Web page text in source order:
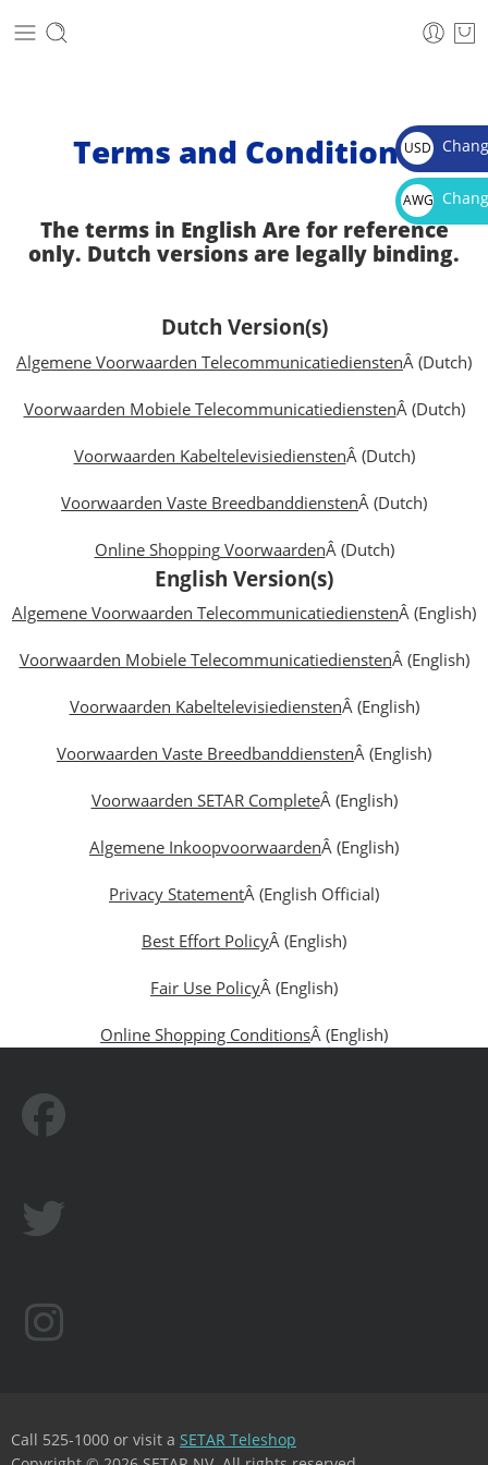
Terms and Conditions
The terms in English Are for reference
only. Dutch versions are legally binding.
Dutch Version(s)
Algemene Voorwaarden TelecommunicatiedienstenÂ (Dutch)
Voorwaarden Mobiele TelecommunicatiedienstenÂ (Dutch)
Voorwaarden KabeltelevisiedienstenÂ (Dutch)
Voorwaarden Vaste BreedbanddienstenÂ (Dutch)
Online Shopping VoorwaardenÂ (Dutch)
English Version(s)
Algemene Voorwaarden TelecommunicatiedienstenÂ (English)
Voorwaarden Mobiele TelecommunicatiedienstenÂ (English)
Voorwaarden KabeltelevisiedienstenÂ (English)
Voorwaarden Vaste BreedbanddienstenÂ (English)
Voorwaarden SETAR CompleteÂ (English)
Algemene InkoopvoorwaardenÂ (English)
Privacy StatementÂ (English Official)
Best Effort PolicyÂ (English)
Fair Use PolicyÂ (English)
Online Shopping ConditionsÂ (English)
Call 525-1000 or visit a SETAR Teleshop
USD
$
AWG
Afl.